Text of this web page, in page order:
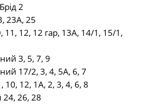
2
23А, 25
11, 12, 12 гар, 13А, 14/1, 15/1,
3, 5, 7, 9
17/2, 3, 4, 5А, 6, 7
12, 1А, 2, 3, 4, 6, 8
26, 28